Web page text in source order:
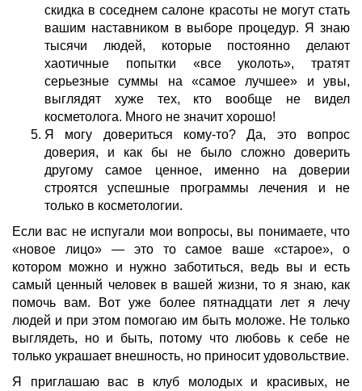
скидка в соседнем салоне красоты не могут стать
вашим наставником в выборе процедур. Я знаю
тысячи людей, которые постоянно делают
хаотичные попытки «все уколоть», тратят
серьезные суммы на «самое лучшее» и увы,
выглядят хуже тех, кто вообще не видел
косметолога. Много не значит хорошо!
Я могу довериться кому-то? Да, это вопрос
доверия, и как бы не было сложно доверить
другому самое ценное, именно на доверии
строятся успешные программы лечения и не
только в косметологии.
Если вас не испугали мои вопросы, вы понимаете, что
«новое лицо» — это то самое ваше «старое», о
котором можно и нужно заботиться, ведь вы и есть
самый ценный человек в вашей жизни, то я знаю, как
помочь вам. Вот уже более пятнадцати лет я лечу
людей и при этом помогаю им быть моложе. Не только
выглядеть, но и быть, потому что любовь к себе не
только украшает внешность, но приносит удовольствие.
Я приглашаю вас в клуб молодых и красивых, не